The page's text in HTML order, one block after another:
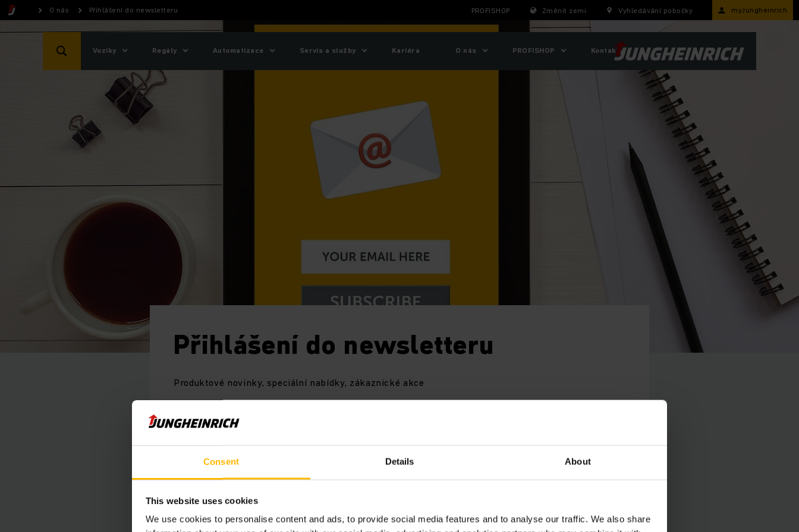
Consent Details About
This website uses cookies
We use cookies to personalise content and ads, to provide social media features and to analyse our traffic. We also share
O nás Přihlášení do newsletteru PROFISHOP Změnit zemi Vyhledávání pobočky myJungheinrich
Vozíky Regály Automatizace Servis a služby Kariéra O nás PROFISHOP Kontakty
Přihlášení do newsletteru
Produktové novinky, speciální nabídky, zákaznické akce
Vážená paní / Vážený pane,
děkujeme za Váš zájem o náš newsletter.
Vždy mate možnost odebrat Vaší adresu ze seznamu příjemců newsletter. Můžete to udělat přímo na